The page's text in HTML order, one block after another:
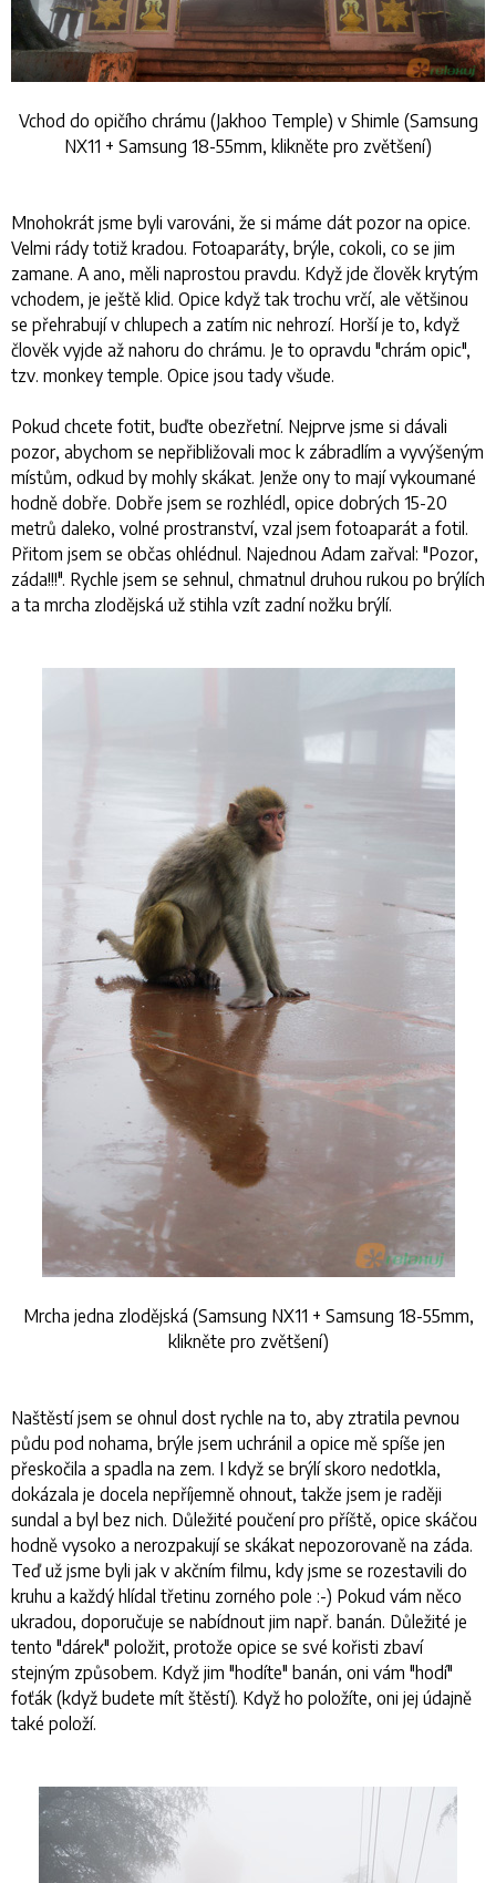
Vchod do opičího chrámu (Jakhoo Temple) v Shimle (Samsung
NX11 + Samsung 18-55mm, klikněte pro zvětšení)
Mnohokrát jsme byli varováni, že si máme dát pozor na opice.
Velmi rády totiž kradou. Fotoaparáty, brýle, cokoli, co se jim
zamane. A ano, měli naprostou pravdu. Když jde člověk krytým
vchodem, je ještě klid. Opice když tak trochu vrčí, ale většinou
se přehrabují v chlupech a zatím nic nehrozí. Horší je to, když
člověk vyjde až nahoru do chrámu. Je to opravdu "chrám opic",
tzv. monkey temple. Opice jsou tady všude.
Pokud chcete fotit, buďte obezřetní. Nejprve jsme si dávali
pozor, abychom se nepřibližovali moc k zábradlím a vyvýšeným
místům, odkud by mohly skákat. Jenže ony to mají vykoumané
hodně dobře. Dobře jsem se rozhlédl, opice dobrých 15-20
metrů daleko, volné prostranství, vzal jsem fotoaparát a fotil.
Přitom jsem se občas ohlédnul. Najednou Adam zařval: "Pozor,
záda!!!". Rychle jsem se sehnul, chmatnul druhou rukou po brýlích
a ta mrcha zlodějská už stihla vzít zadní nožku brýlí.
Mrcha jedna zlodějská (Samsung NX11 + Samsung 18-55mm,
klikněte pro zvětšení)
Naštěstí jsem se ohnul dost rychle na to, aby ztratila pevnou
půdu pod nohama, brýle jsem uchránil a opice mě spíše jen
přeskočila a spadla na zem. I když se brýlí skoro nedotkla,
dokázala je docela nepříjemně ohnout, takže jsem je raději
sundal a byl bez nich. Důležité poučení pro příště, opice skáčou
hodně vysoko a nerozpakují se skákat nepozorovaně na záda.
Teď už jsme byli jak v akčním filmu, kdy jsme se rozestavili do
kruhu a každý hlídal třetinu zorného pole :-) Pokud vám něco
ukradou, doporučuje se nabídnout jim např. banán. Důležité je
tento "dárek" položit, protože opice se své kořisti zbaví
stejným způsobem. Když jim "hodíte" banán, oni vám "hodí"
foťák (když budete mít štěstí). Když ho položíte, oni jej údajně
také položí.